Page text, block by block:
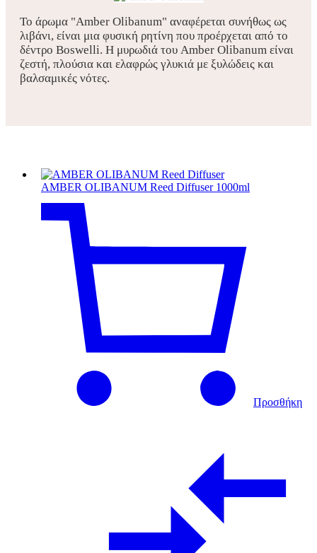
To άρωμα "Amber Olibanum" αναφέρεται συνήθως ως
λιβάνι, είναι μια φυσική ρητίνη που προέρχεται από το
δέντρο Boswelli. Η μυρωδιά του Amber Olibanum είναι
ζεστή, πλούσια και ελαφρώς γλυκιά με ξυλώδεις και
βαλσαμικές νότες.
AMBER OLIBANUM Reed Diffuser 1000ml
Προσθήκη